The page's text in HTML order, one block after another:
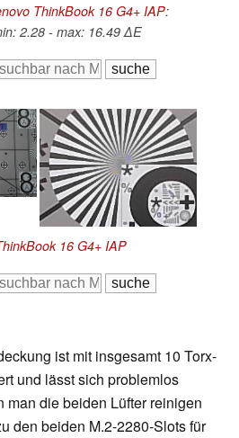
ThinkBook 16 G4+ IAP:
2.28 - max: 16.49 ∆E
16 G4+ IAP
ist mit insgesamt 10 Torx-
und lässt sich problemlos
man die beiden Lüfter reinigen
den beiden M.2-2280-Slots für